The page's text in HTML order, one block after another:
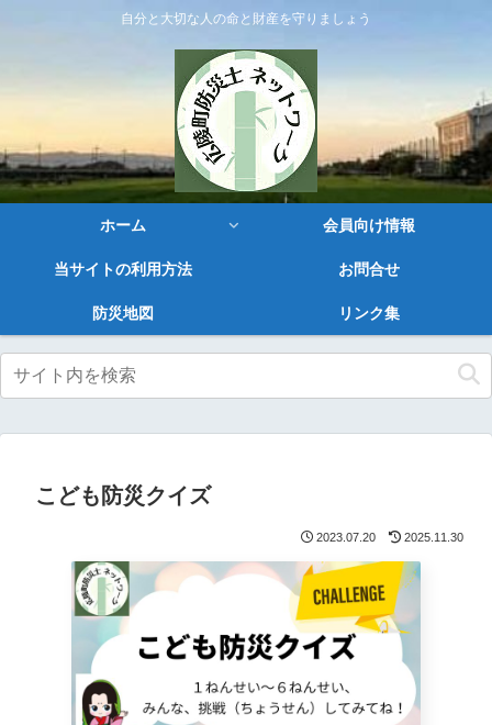
自分と大切な人の命と財産を守りましょう
ホーム 会員向け情報
当サイトの利用方法 お問合せ
防災地図 リンク集
こども防災クイズ
2023.07.20 2025.11.30